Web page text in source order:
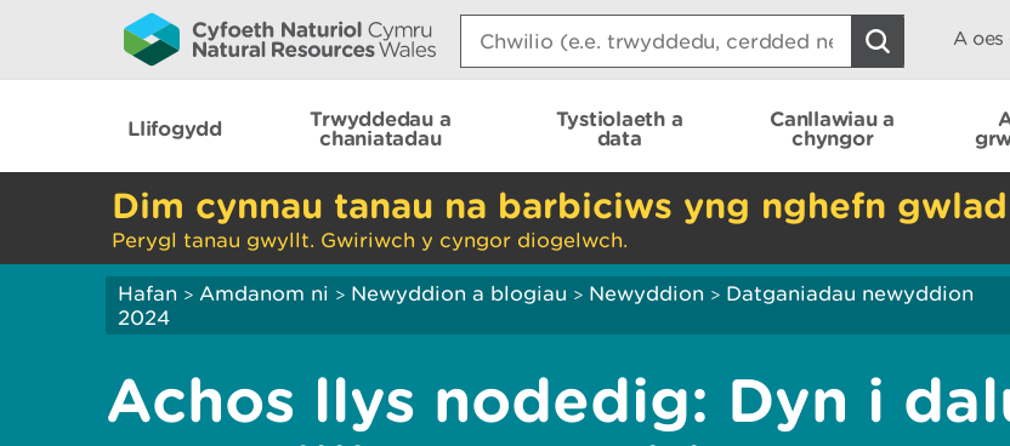
Search:
A
Llifogydd
Trwyddedau a
chaniatadau
Tystiolaeth a
data
Canllawiau a
chyngor
Dim cynnau tanau na barbiciws yng nghefn gwlad
Perygl tanau gwyllt. Gwiriwch y cyngor diogelwch.
Hafan > Amdanom ni > Newyddion a blogiau > Newyddion > Datganiadau newyddion
2024
Achos llys nodedig: Dyn i